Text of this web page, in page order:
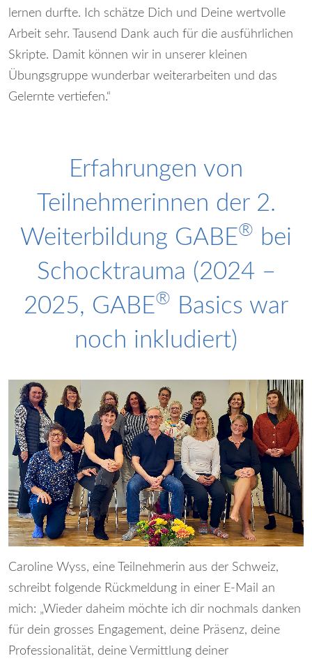
lernen durfte. Ich schätze Dich und Deine wertvolle
Arbeit sehr. Tausend Dank auch für die ausführlichen
Skripte. Damit können wir in unserer kleinen
Übungsgruppe wunderbar weiterarbeiten und das
Gelernte vertiefen.“
Erfahrungen von
Teilnehmerinnen der 2.
Weiterbildung GABE® bei
Schocktrauma (2024 –
2025, GABE®
Basics war
noch inkludiert)
Caroline Wyss, eine Teilnehmerin aus der Schweiz,
schreibt folgende Rückmeldung in einer E-Mail an
mich: „Wieder daheim möchte ich dir nochmals danken
für dein grosses Engagement, deine Präsenz, deine
Professionalität, deine Vermittlung deiner